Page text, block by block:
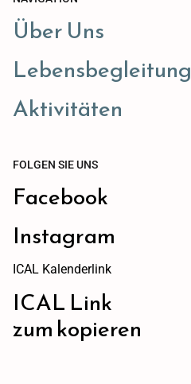
Über Uns
Lebensbegleitung
Aktivitäten
FOLGEN SIE UNS
Facebook
Instagram
ICAL Kalenderlink
ICAL Link
zum kopieren